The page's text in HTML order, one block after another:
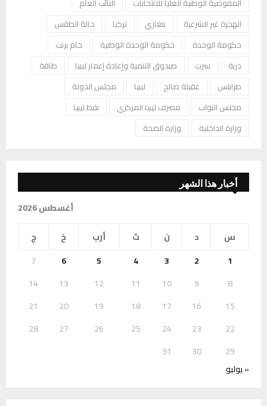
الهجرة غير الشرعية
بنغازي تركيا
حالة الطقس
حكومة الوحدة
حكومة الوحدة الوطنية
خام برنت
درنة
سرت صندوق التنمية وإعادة إعمار ليبيا
طاقة
طرابلس
عقيلة صالح ليبيا
مجلس الدولة
مجلس النواب
مصرف ليبيا المركزي
نفط ليبيا
وزارة الداخلية
وزارة الصحة
أخبار هذا الشهر
أغسطس 2026
س
د ن ث أرب خ
ج
1
2
3
4
5
6
7
8
9
10
11
12
13
14
15
16
17
18
19
20
21
22
23
24
25
26
27
28
29
30
31
« يوليو